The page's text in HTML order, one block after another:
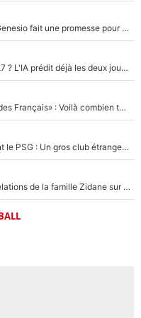
«Très, très agréablement surpris» : Bruno Genesio fait une promesse pour la suite du mercato de l’OM et rassure les supporters
PSG : Deux gros transferts bouclés en 2027 ? L'IA prédit déjà les deux joueurs qui pourraient rejoindre Luis Enrique !
«C'est un beau salaire par rapport à 90 % des Français» : Voilà combien touchait Nelson Monfort sur France Télévisions avant de rejoindre CNews
Ferran Torres a pris sa décision concernant le PSG : Un gros club étranger prêt à relancer le feuilleton pour la signature du champion du monde 2026 !
«Il est très heureux et impatient» : Les révélations de la famille Zidane sur sa prise de pouvoir en équipe de France !